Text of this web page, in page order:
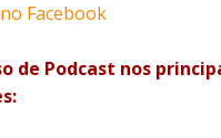
no Facebook
de Podcast nos